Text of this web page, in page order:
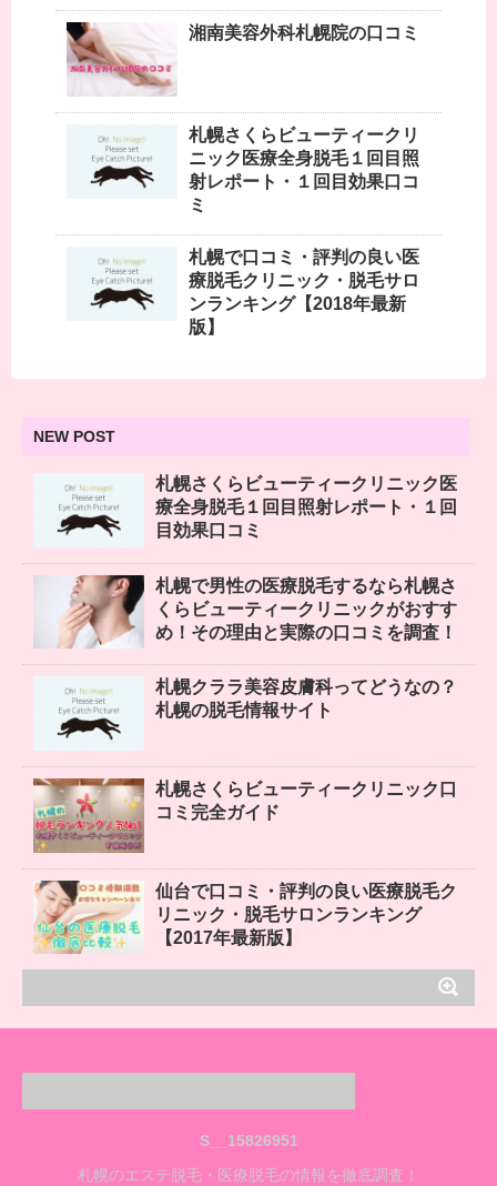
湘南美容外科札幌院の口コミ
札幌さくらビューティークリ
ニック医療全身脱毛１回目照
射レポート・１回目効果口コ
ミ
札幌で口コミ・評判の良い医
療脱毛クリニック・脱毛サロ
ンランキング【2018年最新
版】
NEW POST
札幌さくらビューティークリニック医
療全身脱毛１回目照射レポート・１回
目効果口コミ
札幌で男性の医療脱毛するなら札幌さ
くらビューティークリニックがおすす
め！その理由と実際の口コミを調査！
札幌クララ美容皮膚科ってどうなの？
札幌の脱毛情報サイト
札幌さくらビューティークリニック口
コミ完全ガイド
仙台で口コミ・評判の良い医療脱毛ク
リニック・脱毛サロンランキング
【2017年最新版】
S__15826951
札幌のエステ脱毛・医療脱毛の情報を徹底調査！